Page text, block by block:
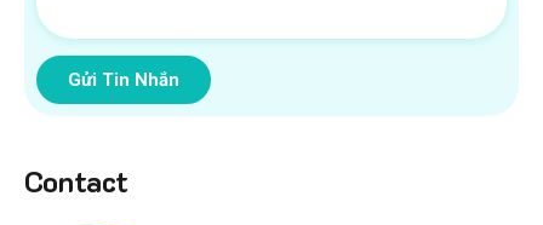
Gửi Tin Nhắn
Contact